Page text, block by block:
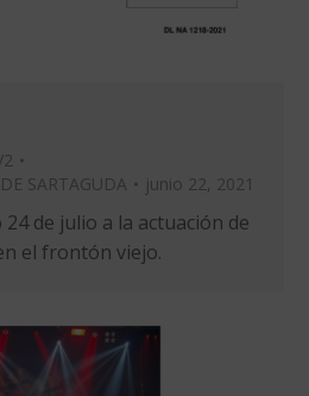
SARTAGUDA junio 22, 2021
de julio a la actuación de
el frontón viejo.